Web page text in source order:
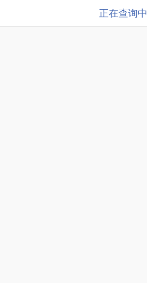
正在查询中